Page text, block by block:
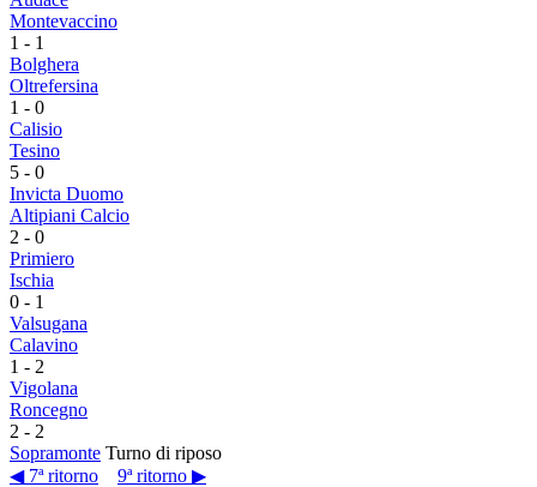
Montevaccino
1 - 1
Bolghera
Oltrefersina
1 - 0
Calisio
Tesino
5 - 0
Invicta Duomo
Altipiani Calcio
2 - 0
Primiero
Ischia
0 - 1
Valsugana
Calavino
1 - 2
Vigolana
Roncegno
2 - 2
Sopramonte Turno di riposo
◀ 7ª ritorno
9ª ritorno ▶